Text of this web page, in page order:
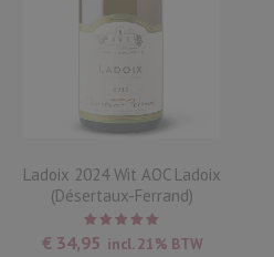
Ladoix 2024 Wit AOC Ladoix
(Désertaux-Ferrand)
Waardering
5.00uit
€ 34,95 incl. 21% BTW